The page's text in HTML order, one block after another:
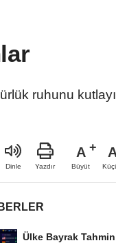
ruhunu
Dinle Yazdır
A
Büyüt
Ülke Bayrak